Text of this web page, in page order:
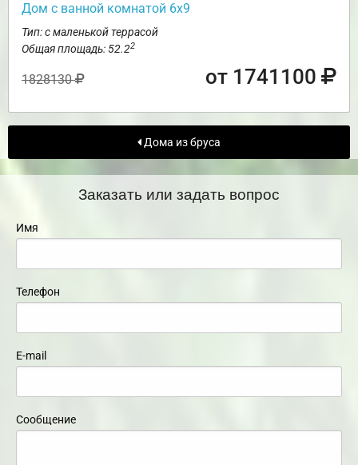
Дом с ванной комнатой 6х9
Тип: с маленькой террасой
Общая площадь: 52.22
1828130 от 1741100
Дома из бруса
Заказать или задать вопрос
Имя
Телефон
E-mail
Сообщение